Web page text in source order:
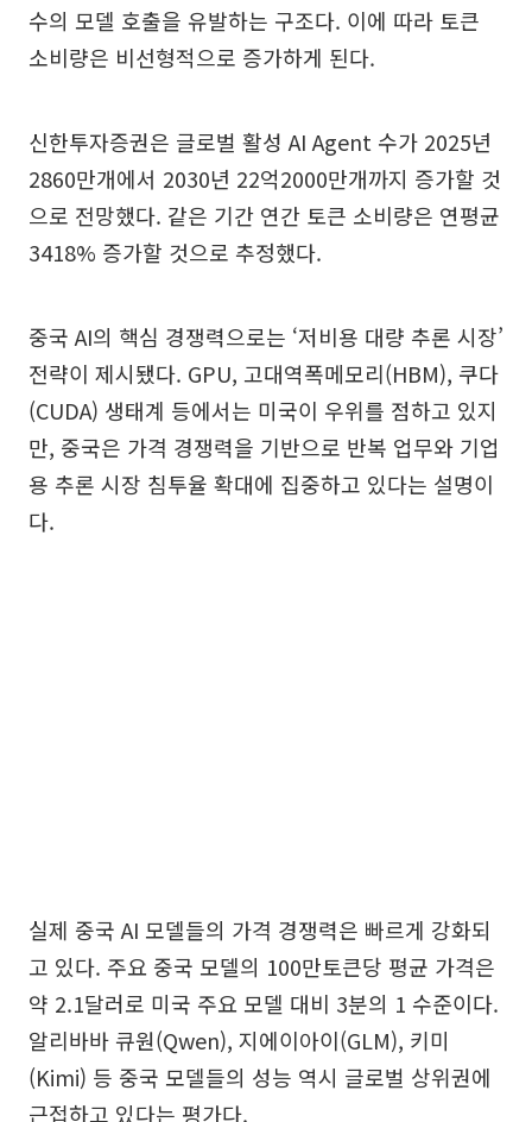
수의 모델 호출을 유발하는 구조다. 이에 따라 토큰
소비량은 비선형적으로 증가하게 된다.
신한투자증권은 글로벌 활성 AI Agent 수가 2025년
2860만개에서 2030년 22억2000만개까지 증가할 것
으로 전망했다. 같은 기간 연간 토큰 소비량은 연평균
3418% 증가할 것으로 추정했다.
중국 AI의 핵심 경쟁력으로는 ‘저비용 대량 추론 시장’
전략이 제시됐다. GPU, 고대역폭메모리(HBM), 쿠다
(CUDA) 생태계 등에서는 미국이 우위를 점하고 있지
만, 중국은 가격 경쟁력을 기반으로 반복 업무와 기업
용 추론 시장 침투율 확대에 집중하고 있다는 설명이
다.
실제 중국 AI 모델들의 가격 경쟁력은 빠르게 강화되
고 있다. 주요 중국 모델의 100만토큰당 평균 가격은
약 2.1달러로 미국 주요 모델 대비 3분의 1 수준이다.
알리바바 큐원(Qwen), 지에이아이(GLM), 키미
(Kimi) 등 중국 모델들의 성능 역시 글로벌 상위권에
근접하고 있다는 평가다.